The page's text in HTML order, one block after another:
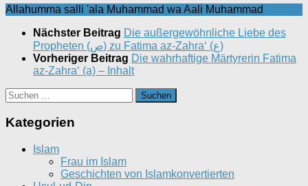
Allahumma salli 'ala Muhammad wa Aali Muhammad
Nächster Beitrag Die außergewöhnliche Liebe des
Propheten (ص) zu Fatima az-Zahra‘ (ع)
Vorheriger Beitrag Die wahrhaftige Märtyrerin Fatima
az-Zahra‘ (a) – Inhalt
Suchen
nach:
Kategorien
Islam
Frau im Islam
Geschichten von Islamkonvertierten